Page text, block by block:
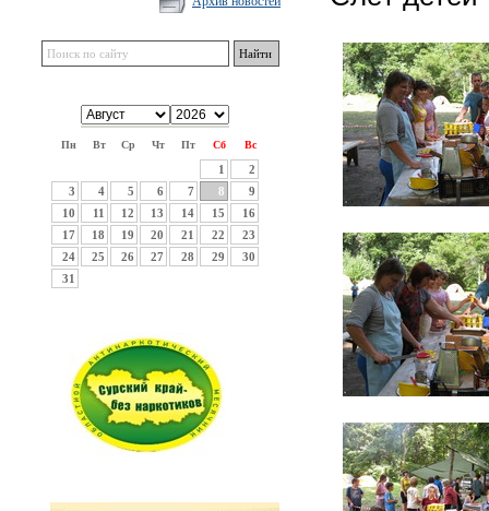
Пн Вт Ср Чт Пт Сб Вс
1
2
3
4 5 6 7 8
9
10
11 12 13 14 15
16
17
18 19 20 21 22
23
24
25 26 27 28 29
30
31